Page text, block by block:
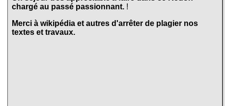
chargé au passé passionnant. !
Merci à wikipédia et autres d'arrêter de plagier nos
textes et travaux.